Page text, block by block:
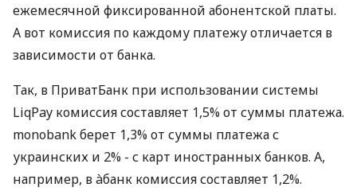
ежемесячной фиксированной абонентской платы.
А вот комиссия по каждому платежу отличается в
зависимости от банка.
Так, в ПриватБанк при использовании системы
LiqPay комиссия составляет 1,5% от суммы платежа.
monobank берет 1,3% от суммы платежа с
украинских и 2% - с карт иностранных банков. А,
например, в àбанк комиссия составляет 1,2%.